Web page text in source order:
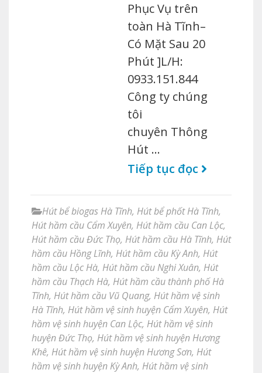
Phục Vụ trên
toàn Hà Tĩnh–
Có Mặt Sau 20
Phút ]L/H:
0933.151.844
Công ty chúng
tôi
chuyên Thông
Hút …
Tiếp tục đọc
Hút bể biogas Hà Tĩnh, Hút bể phốt Hà Tĩnh,
Hút hầm cầu Cẩm Xuyên, Hút hầm cầu Can Lộc,
Hút hầm cầu Đức Thọ, Hút hầm cầu Hà Tĩnh, Hút
hầm cầu Hồng Lĩnh, Hút hầm cầu Kỳ Anh, Hút
hầm cầu Lộc Hà, Hút hầm cầu Nghi Xuân, Hút
hầm cầu Thạch Hà, Hút hầm cầu thành phố Hà
Tĩnh, Hút hầm cầu Vũ Quang, Hút hầm vệ sinh
Hà Tĩnh, Hút hầm vệ sinh huyện Cẩm Xuyên, Hút
hầm vệ sinh huyện Can Lộc, Hút hầm vệ sinh
huyện Đức Thọ, Hút hầm vệ sinh huyện Hương
Khê, Hút hầm vệ sinh huyện Hương Sơn, Hút
hầm vệ sinh huyện Kỳ Anh, Hút hầm vệ sinh